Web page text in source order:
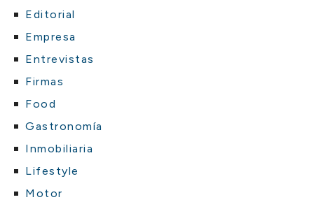
Editorial
Empresa
Entrevistas
Firmas
Food
Gastronomía
Inmobiliaria
Lifestyle
Motor